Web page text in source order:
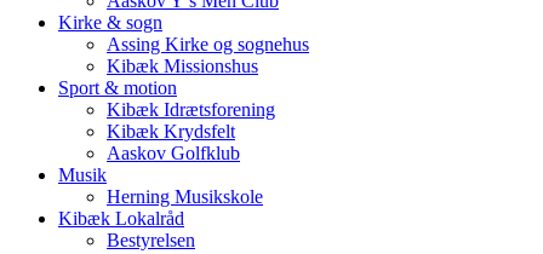
Kirke & sogn
Assing Kirke og sognehus
Kibæk Missionshus
Sport & motion
Kibæk Idrætsforening
Kibæk Krydsfelt
Aaskov Golfklub
Musik
Herning Musikskole
Kibæk Lokalråd
Bestyrelsen